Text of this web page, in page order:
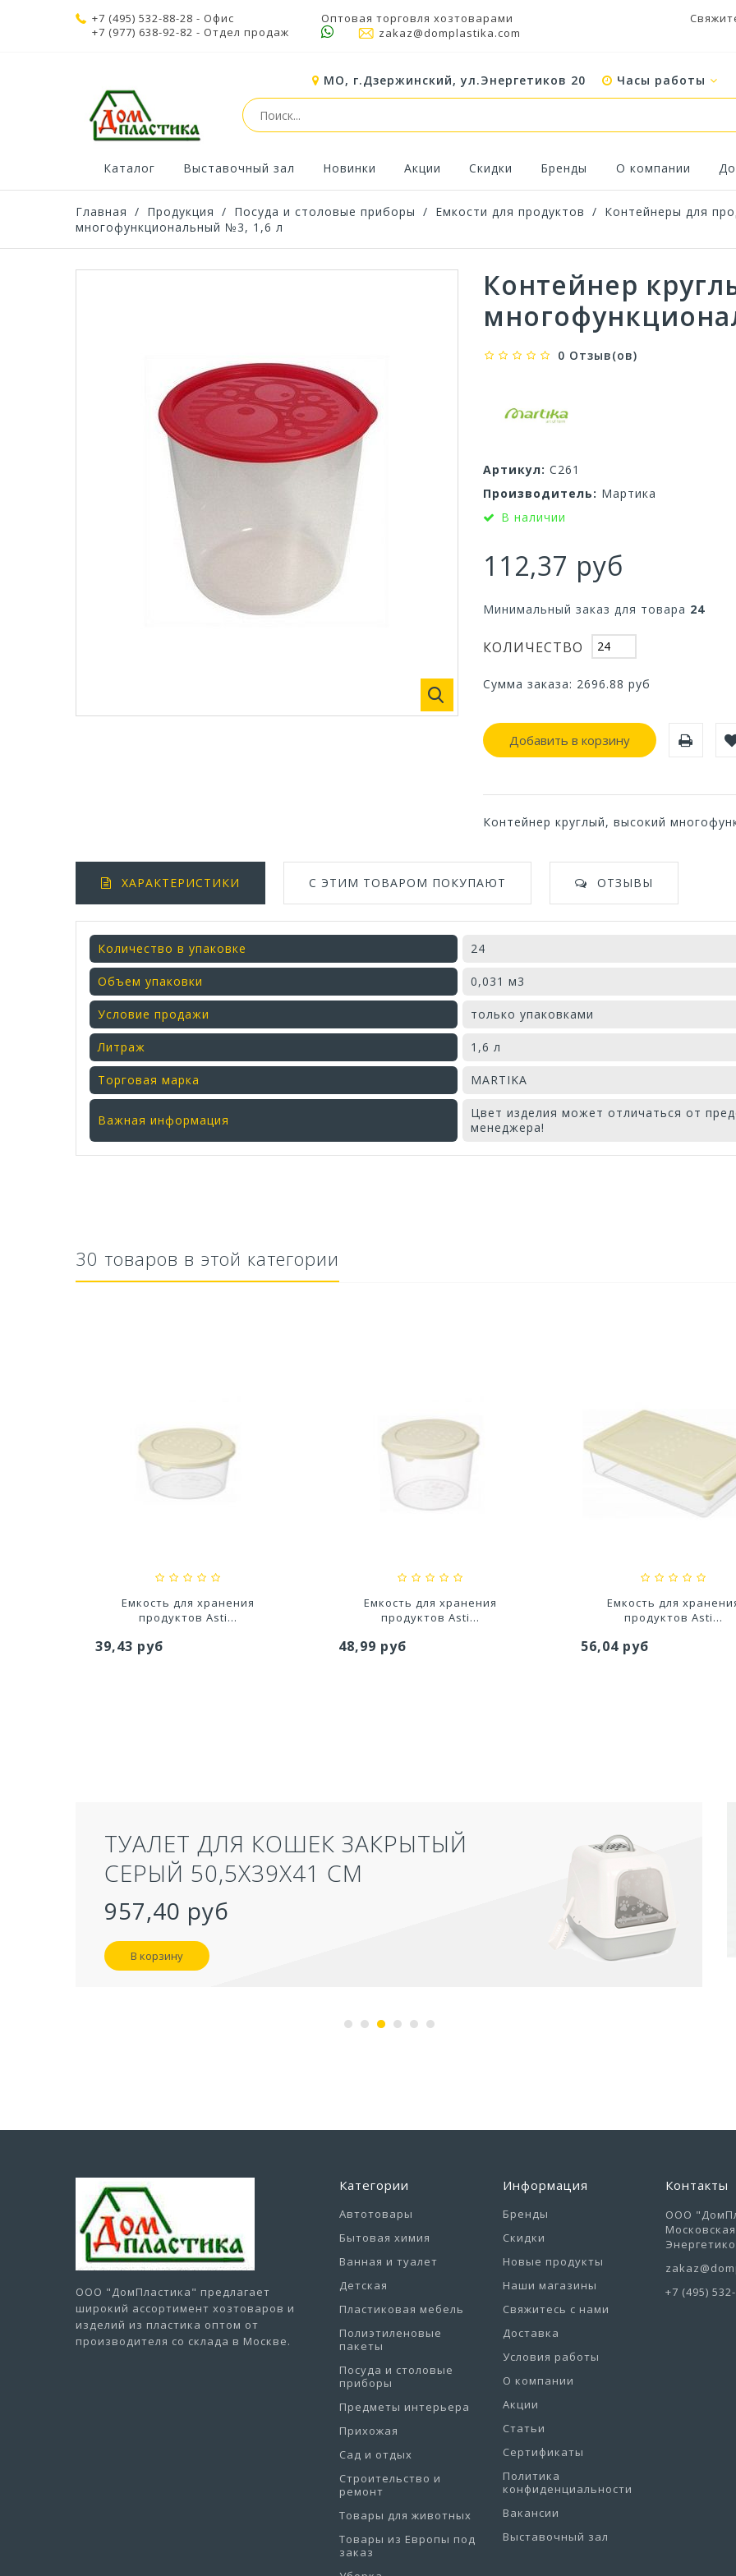
+7 (495) 532-88-28 - Офис
+7 (977) 638-92-82 - Отдел продаж
Оптовая торговля хозтоварами
zakaz@domplastika.com
МО, г.Дзержинский, ул.Энергетиков 20 Часы работы
Каталог Выставочный зал Новинки Акции Скидки Бренды О компании
Главная / Продукция / Посуда и столовые приборы / Емкости для продуктов / Контейнеры для
многофункциональный №3, 1,6 л
Контейнер
0 Отзыв(ов)
Артикул: С261
Производитель: Мартика
В наличии
112,37 руб
Минимальный заказ для товара 24
КОЛИЧЕСТВО
Сумма заказа: 2696.88 руб
Добавить в корзину
Контейнер круглый, высокий
ХАРАКТЕРИСТИКИ С ЭТИМ ТОВАРОМ ПОКУПАЮТ ОТЗЫВЫ
Количество в упаковке 24
Объем упаковки 0,031 м3
Условие продажи только упаковками
Литраж 1,6 л
Торговая марка MARTIKA
Важная информация
Цвет изделия может отличаться от
менеджера!
Ускоритель компоста 60гр
Средство для септического
резервуара и для...
Средство для
800мл
30 товаров в этой категории
Емкость для хранения
продуктов Asti...
39,43 руб
Емкость для хранения
продуктов Asti...
48,99 руб
Емкость для
продуктов Asti...
56,04 руб
ТУАЛЕТ ДЛЯ КОШЕК ЗАКРЫТЫЙ
СЕРЫЙ 50,5Х39Х41 СМ
957,40 руб
В корзину
ООО "ДомПластика" предлагает
широкий ассортимент хозтоваров и
изделий из пластика оптом от
производителя со склада в Москве.
Категории
Автотовары
Бытовая химия
Ванная и туалет
Детская
Пластиковая мебель
Полиэтиленовые
пакеты
Посуда и столовые
приборы
Предметы интерьера
Прихожая
Сад и отдых
Строительство и
ремонт
Товары для животных
Товары из Европы под
заказ
Информация
Бренды
Скидки
Новые продукты
Наши магазины
Свяжитесь с нами
Доставка
Условия работы
О компании
Акции
Статьи
Сертификаты
Политика
конфиденциальности
Вакансии
Выставочный зал
Контакты
ООО
+7 (495)